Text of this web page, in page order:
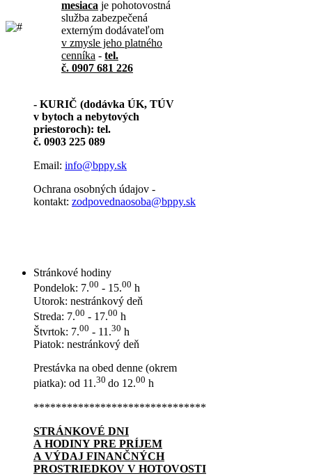
mesiaca je pohotovostná
služba zabezpečená
externým dodávateľom
v zmysle jeho platného
cenníka - tel.
č. 0907 681 226
- KURIČ (dodávka ÚK, TÚV
v bytoch a nebytových
priestoroch): tel.
č. 0903 225 089
Email: info@bppy.sk
Ochrana osobných údajov -
kontakt: zodpovednaosoba@bppy.sk
Stránkové hodiny
Pondelok: 7.00 - 15.00 h
Utorok: nestránkový deň
Streda: 7.00 - 17.00 h
Štvrtok: 7.00 - 11.30 h
Piatok: nestránkový deň
Prestávka na obed denne (okrem
piatka): od 11.30 do 12.00 h
*******************************
STRÁNKOVÉ DNI
A HODINY PRE PRÍJEM
A VÝDAJ FINANČNÝCH
PROSTRIEDKOV V HOTOVOSTI